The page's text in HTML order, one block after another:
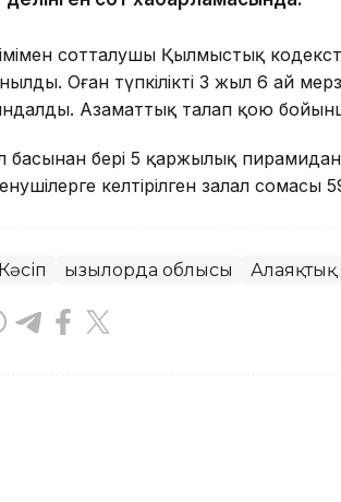
сотталушы Қылмыстық кодекстің
Оған түпкілікті 3 жыл 6 ай
Азаматтық талап қою
бері 5 қаржылық
келтірілген залал сомасы
Кәсіп Қызылорда облысы Алаяқтық